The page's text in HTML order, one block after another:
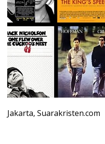
Jakarta, Suarakristen.com